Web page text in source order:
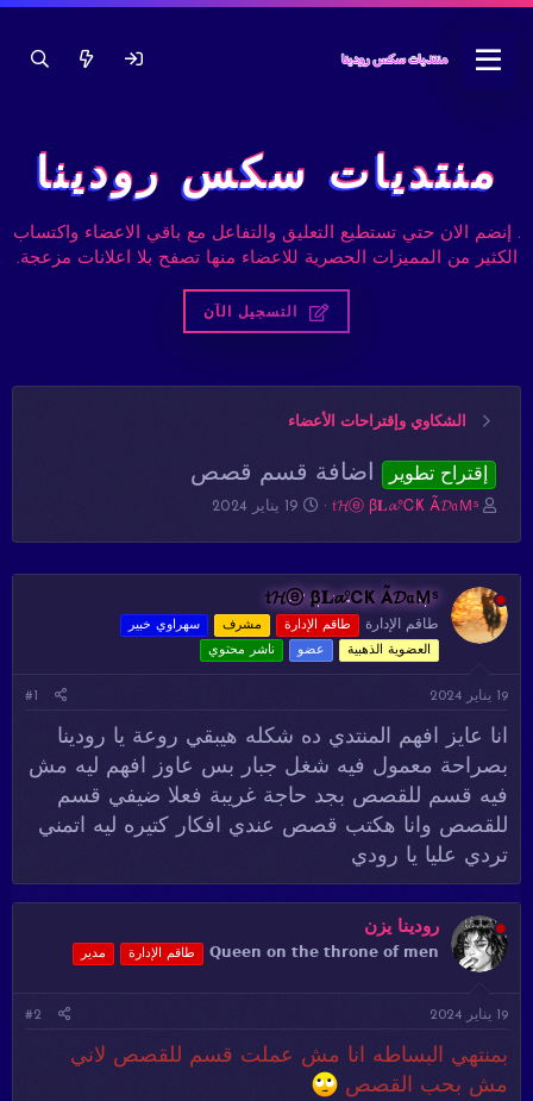
منتديات سكس رودينا
. إنضم الان حتي تستطيع التعليق والتفاعل مع باقي الاعضاء واكتساب
الكثير من المميزات الحصرية للاعضاء منها تصفح بلا اعلانات مزعجة.
التسجيل الآن
الشكاوي وإقتراحات الأعضاء
إقتراح تطوير اضافة قسم قصص
ب
د
ا
ل
م
ض
و
𝔱𝓗ⓔ β𝐋𝓪℃Ҝ Ã𝓓𝔞Ｍˢ
ت
ر
خ
ا
ل
ب
19 يناير 2024
𝔱𝓗ⓔ β𝐋𝓪℃Ҝ Ã𝓓𝔞Ｍˢ
طاقم الإدارة طاقم الإدارة مشرف
سهراوي خبير
العضوية الذهبية
عضو ناشر محتوي
19 يناير 2024 #1
انا عايز افهم المنتدي ده شكله هيبقي روعة يا رودينا
بصراحة معمول فيه شغل جبار بس عاوز افهم ليه مش
فيه قسم للقصص بجد حاجة غريبة فعلا ضيفي قسم
للقصص وانا هكتب قصص عندي افكار كتيره ليه اتمني
تردي عليا يا رودي
رودينا يزن
𝗤𝘂𝗲𝗲𝗻 𝗼𝗻 𝘁𝗵𝗲 𝘁𝗵𝗿𝗼𝗻𝗲 𝗼𝗳 𝗺𝗲𝗻 طاقم الإدارة مدير
19 يناير 2024 #2
بمنتهي البساطه انا مش عملت قسم للقصص لاني
مش بحب القصص